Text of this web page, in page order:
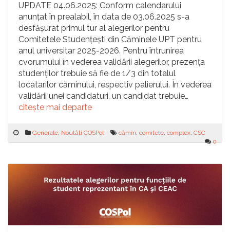
UPDATE 04.06.2025: Conform calendarului
anunțat în prealabil, în data de 03.06.2025 s-a
desfășurat primul tur al alegerilor pentru
Comitetele Studențești din Căminele UPT pentru
anul universitar 2025-2026. Pentru întrunirea
cvorumului în vederea validării alegerilor, prezența
studenților trebuie să fie de 1/3 din totalul
locatarilor căminului, respectiv palierului. În vederea
validării unei candidaturi, un candidat trebuie…
citește mai departe
Generale, Noutăți COSPol cămin, comitete, complex, CSC
0